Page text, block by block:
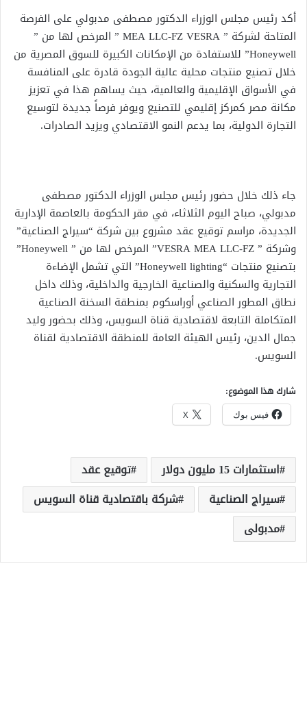
أكد رئيس مجلس الوزراء الدكتور مصطفى مدبولي على الفرصة
المتاحة لشركة ” MEA LLC-FZ VESRA ” المرخص لها من ”
Honeywell” للاستفادة من الإمكانات الكبيرة للسوق المصرية من
خلال تصنيع منتجات محلية عالية الجودة قادرة على المنافسة
في الأسواق الإقليمية والعالمية، حيث يساهم هذا في تعزيز
مكانة مصر كمركز إقليمي للتصنيع ويوفر فرصاً جديدة لتوسيع
التجارة الدولية، بما يدعم النمو الاقتصادي ويزيد الصادرات.
جاء ذلك خلال حضور رئيس مجلس الوزراء الدكتور مصطفى
مدبولي، صباح اليوم الثلاثاء، في مقر الحكومة بالعاصمة الإدارية
الجديدة، مراسم توقيع عقد مشروع بين شركة “سيراج الصناعية”
وشركة ” VESRA MEA LLC-FZ” المرخص لها من ” Honeywell”
بتصنيع منتجات “Honeywell lighting” التي تشمل الإضاءة
التجارية والسكنية والصناعية الخارجية والداخلية، وذلك داخل
نطاق المطور الصناعي أوراسكوم بمنطقة السخنة الصناعية
المتكاملة التابعة لاقتصادية قناة السويس، وذلك بحضور وليد
جمال الدين، رئيس الهيئة العامة للمنطقة الاقتصادية لقناة
السويس.
شارك هذا الموضوع:
فيس بوك X
استثمارات 15 مليون دولار
توقيع عقد
سيراج الصناعية
شركة باقتصادية قناة السويس
مدبولى